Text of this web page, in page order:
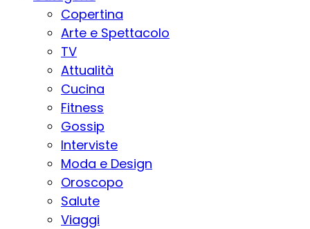
Copertina
Arte e Spettacolo
TV
Attualità
Cucina
Fitness
Gossip
Interviste
Moda e Design
Oroscopo
Salute
Viaggi